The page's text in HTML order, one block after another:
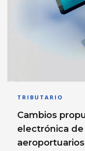
TRIBUTARIO
Cambios
electrónica